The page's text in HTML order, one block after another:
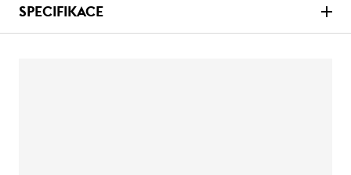
SPECIFIKACE